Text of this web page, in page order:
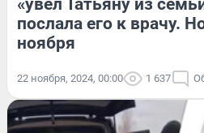
«увел Татьяну из
послала его к врачу.
ноября
22 ноября, 2024, 00:00 1 637